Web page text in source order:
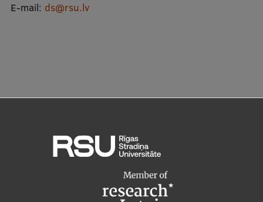
International partners
E-mail: ds@rsu.lv